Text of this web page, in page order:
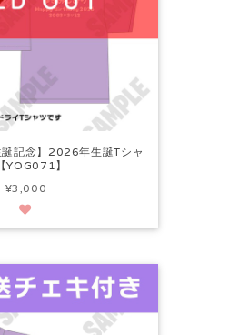
誕記念】2026年生誕Tシャ
YOG071】
¥3,000